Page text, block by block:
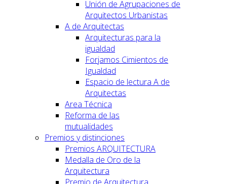
Unión de Agrupaciones de
Arquitectos Urbanistas
A de Arquitectas
Arquitecturas para la
igualdad
Forjamos Cimientos de
Igualdad
Espacio de lectura A de
Arquitectas
Area Técnica
Reforma de las
mutualidades
Premios y distinciones
Premios ARQUITECTURA
Medalla de Oro de la
Arquitectura